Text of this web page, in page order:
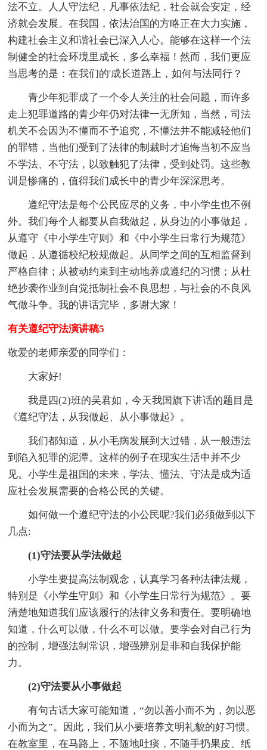
法不立。人人守法纪，凡事依法纪，社会就会安定，经
济就会发展。在我国，依法治国的方略正在大力实施，
构建社会主义和谐社会已深入人心。能够在这样一个法
制健全的社会环境里成长，多么幸福！然而，我们更应
当思考的是：在我们的'成长道路上，如何与法同行？
青少年犯罪成了一个令人关注的社会问题，而许多
走上犯罪道路的青少年仍对法律一无所知，当然，司法
机关不会因为不懂而不予追究，不懂法并不能减轻他们
的罪错，当他们受到了法律的制裁时才追悔当初不应当
不学法、不守法，以致触犯了法律，受到处罚。这些教
训是惨痛的，值得我们成长中的青少年深深思考。
遵纪守法是每个公民应尽的义务，中小学生也不例
外。我们每个人都要从自我做起，从身边的小事做起，
从遵守《中小学生守则》和《中小学生日常行为规范》
做起，从遵循校纪校规做起。从同学之间的互相监督到
严格自律；从被动约束到主动地养成遵纪的习惯；从杜
绝抄袭作业到自觉抵制社会不良思想，与社会的不良风
气做斗争。我的讲话完毕，多谢大家！
有关遵纪守法演讲稿5
敬爱的老师亲爱的同学们：
大家好!
我是四(2)班的吴君如，今天我国旗下讲话的题目是
《遵纪守法，从我做起、从小事做起》。
我们都知道，从小毛病发展到大过错，从一般违法
到陷入犯罪的泥潭。这样的例子在现实生活中并不少
见。小学生是祖国的未来，学法、懂法、守法是成为适
应社会发展需要的合格公民的关键。
如何做一个遵纪守法的小公民呢?我们必须做到以下
几点:
(1)守法要从学法做起
小学生要提高法制观念，认真学习各种法律法规，
特别是《小学生守则》和《小学生日常行为规范》。要
清楚地知道我们应该履行的法律义务和责任。要明确地
知道，什么可以做，什么不可以做。要学会对自己行为
的控制，增强法制常识，增强辨别是非和自我保护能
力。
(2)守法要从小事做起
有句古话大家可能知道，“勿以善小而不为，勿以恶
小而为之”。因此，我们从小要培养文明礼貌的好习惯。
在教室里，在马路上，不随地吐痰，不随手扔果皮、纸